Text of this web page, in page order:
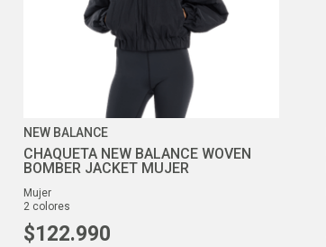
NEW BALANCE
CHAQUETA NEW BALANCE WOVEN
BOMBER JACKET MUJER
mujer
2 colores
$122.990